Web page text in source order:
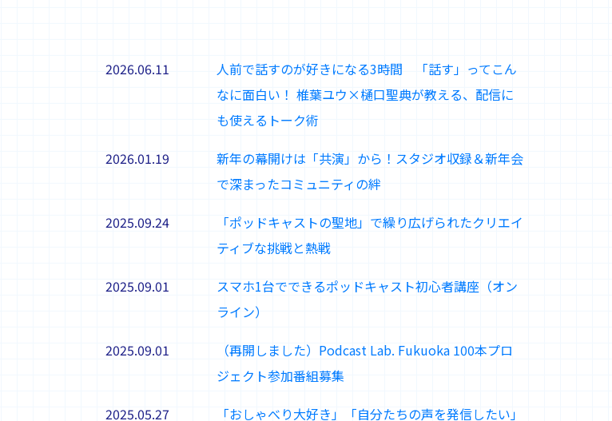
2026.06.11
人前で話すのが好きになる3時間 「話す」ってこん
なに面白い！ 椎葉ユウ×樋口聖典が教える、配信に
も使えるトーク術
2026.01.19
新年の幕開けは「共演」から！スタジオ収録＆新年会
で深まったコミュニティの絆
2025.09.24
「ポッドキャストの聖地」で繰り広げられたクリエイ
ティブな挑戦と熱戦
2025.09.01
スマホ1台でできるポッドキャスト初心者講座（オン
ライン）
2025.09.01
（再開しました）Podcast Lab. Fukuoka 100本プロ
ジェクト参加番組募集
2025.05.27
「おしゃべり大好き」「自分たちの声を発信したい」